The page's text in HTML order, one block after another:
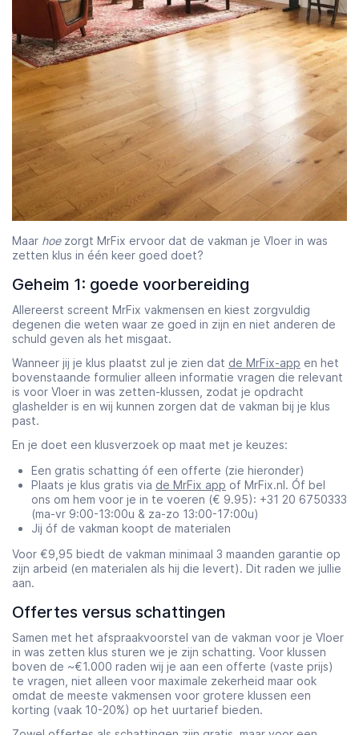
Maar hoezorgt MrFix ervoor dat de vakman je Vloer in was
zetten klus in één keer goed doet?
Geheim 1: goede voorbereiding
Allereerst screent MrFix vakmensen en kiest zorgvuldig
degenen die weten waar ze goed in zijn en niet anderen de
schuld geven als het misgaat.
Wanneer jij je klus plaatst zul je zien dat de MrFix-app en het
bovenstaande formulier alleen informatie vragen die relevant
is voor Vloer in was zetten-klussen, zodat je opdracht
glashelder is en wij kunnen zorgen dat de vakman bij je klus
past.
En je doet een klusverzoek op maat met je keuzes:
Een gratis schatting óf een offerte (zie hieronder)
Plaats je klus gratis via de MrFix app of MrFix.nl. Óf bel
ons om hem voor je in te voeren (€ 9.95): +31 20 6750333
(ma-vr 9:00-13:00u & za-zo 13:00-17:00u)
Jij óf de vakman koopt de materialen
Voor €9,95 biedt de vakman minimaal 3 maanden garantie op
zijn arbeid (en materialen als hij die levert). Dit raden we jullie
aan.
Offertes versus schattingen
Samen met het afspraakvoorstel van de vakman voor je Vloer
in was zetten klus sturen we je zijn schatting. Voor klussen
boven de ~€1.000 raden wij je aan een offerte (vaste prijs)
te vragen, niet alleen voor maximale zekerheid maar ook
omdat de meeste vakmensen voor grotere klussen een
korting (vaak 10-20%) op het uurtarief bieden.